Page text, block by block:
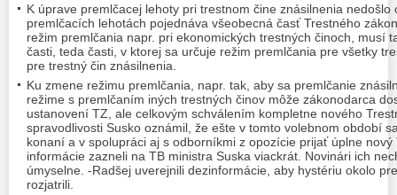
K úprave premlčacej lehoty pri trestnom čine znásilnenia nedošlo
premlčacích lehotách pojednáva všeobecná časť Trestného
režim premlčania napr. pri ekonomických trestných činoch, musí
časti, teda časti, v ktorej sa určuje režim premlčania pre všetky
pre trestný čin znásilnenia.
Ku zmene režimu premlčania, napr. tak, aby sa premlčanie
režime s premlčaním iných trestných činov môže zákonodarca
ustanovení TZ, ale celkovým schválením kompletne nového
spravodlivosti Susko oznámil, že ešte v tomto volebnom období
konaní a v spolupráci aj s odborníkmi z opozície prijať úplne
informácie zazneli na TB ministra Suska viackrát. Novinári ich
úmyselne. -Radšej uverejnili dezinformácie, aby hystériu okolo
rozjatrili.